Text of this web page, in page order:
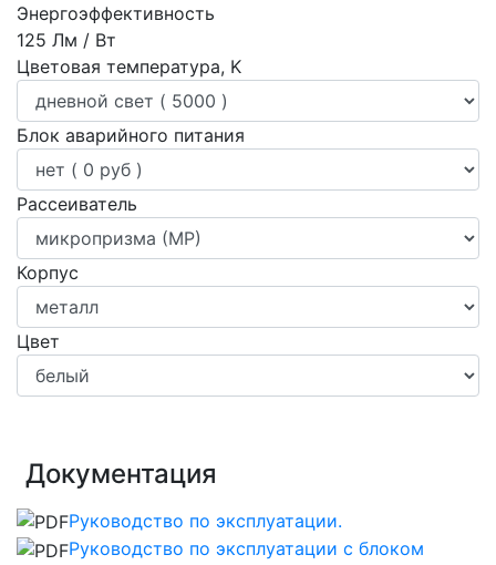
Энергоэффективность
125 Лм / Вт
Цветовая температура, K
Блок аварийного питания
Рассеиватель
Корпус
Цвет
Документация
Руководство по эксплуатации.
Руководство по эксплуатации с блоком